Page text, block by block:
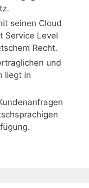
seinen Cloud
Service Level
Recht.
und
liegt in